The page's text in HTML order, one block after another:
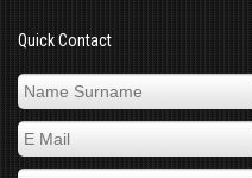
Quick Contact